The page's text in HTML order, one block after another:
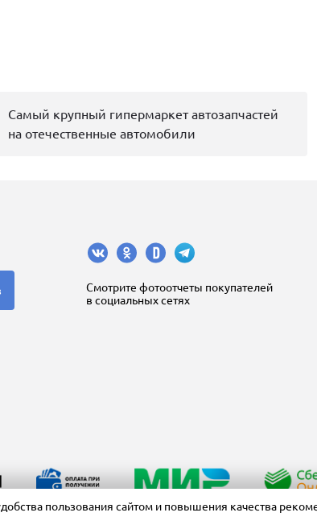
Самый крупный гипермаркет автозапчастей
на отечественные автомобили
пользования сайтом и повышения качества
Cмотрите фотоотчеты покупателей
в социальных сетях